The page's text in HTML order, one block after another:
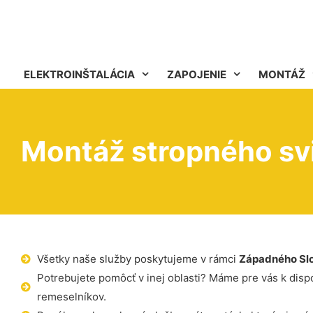
ELEKTROINŠTALÁCIA ZAPOJENIE MONTÁŽ
Montáž stropného
Všetky naše služby poskytujeme v rámci Západného
Potrebujete pomôcť v inej oblasti? Máme pre vás k
remeselníkov.